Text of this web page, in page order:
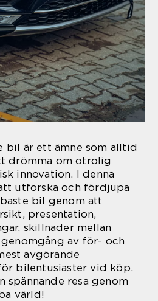
bil är ett ämne som alltid
drömma om otrolig
innovation. I denna
utforska och fördjupa
bil genom att
presentation,
skillnader mellan
av för- och
avgörande
bilentusiaster vid köp.
spännande resa genom
värld!